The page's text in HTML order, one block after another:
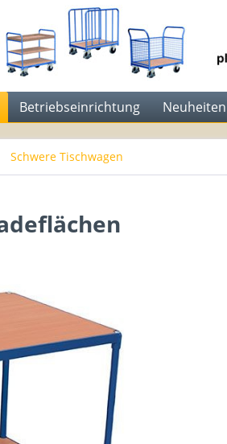
Betriebseinrichtung Neuheiten
Schwere Tischwagen